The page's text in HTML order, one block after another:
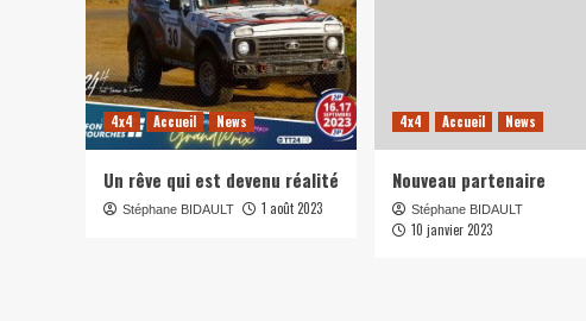
4x4 Accueil News
Un rêve qui est devenu réalité
Stéphane BIDAULT 1 août 2023
4x4 Accueil News
Nouveau partenaire
Stéphane BIDAULT
10 janvier 2023